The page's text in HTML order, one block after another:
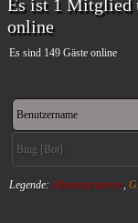
Es ist 1 Mitglied
online
Es sind 149 Gäste online
Benutzername
Bing [Bot]
Legende:Administratoren,